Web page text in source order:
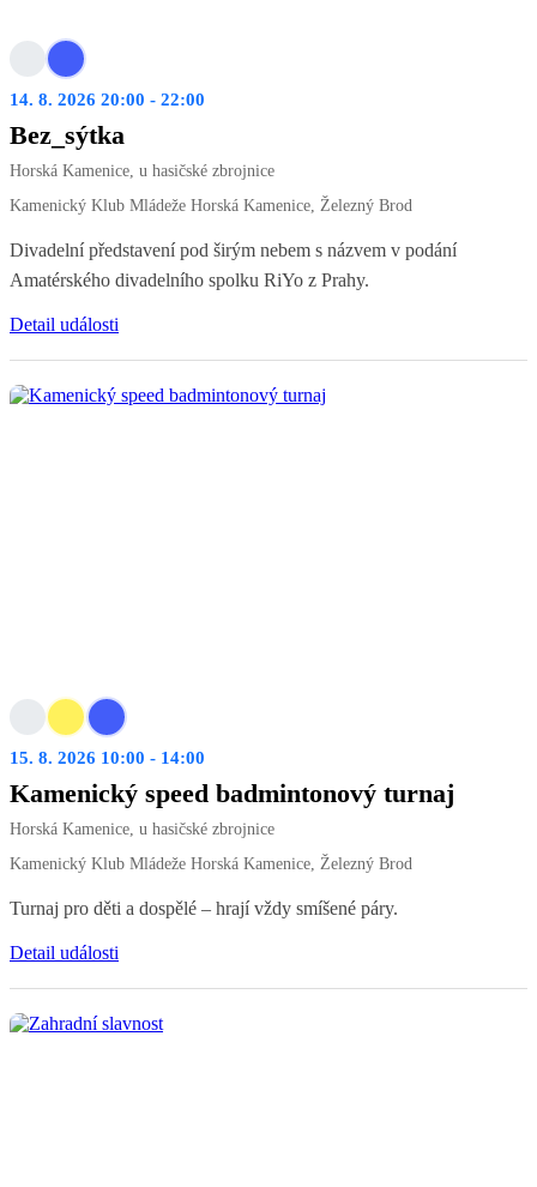
14. 8. 2026 20:00 - 22:00
Bez_sýtka
Horská Kamenice, u hasičské zbrojnice
Kamenický Klub Mládeže Horská Kamenice, Železný Brod
Divadelní představení pod širým nebem s názvem v podání
Amatérského divadelního spolku RiYo z Prahy.
Detail události
15. 8. 2026 10:00 - 14:00
Kamenický speed badmintonový turnaj
Horská Kamenice, u hasičské zbrojnice
Kamenický Klub Mládeže Horská Kamenice, Železný Brod
Turnaj pro děti a dospělé – hrají vždy smíšené páry.
Detail události